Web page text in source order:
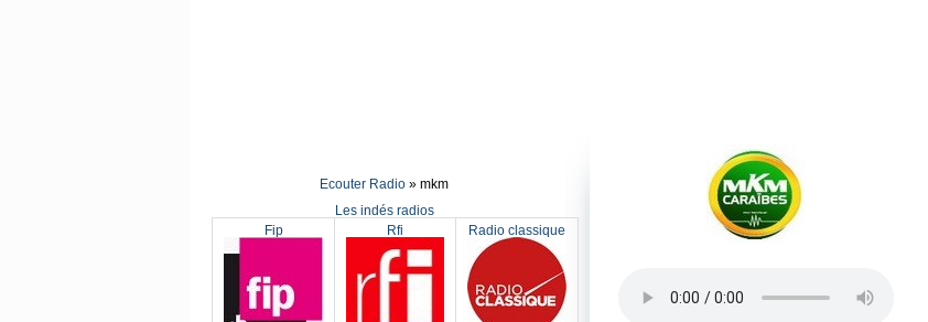
Ecouter Radio » mkm
Les indés radios
Fip
Rfi Radio classique